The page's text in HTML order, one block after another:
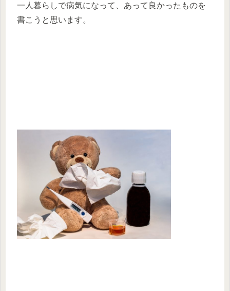
一人暮らしで病気になって、あって良かったものを
書こうと思います。